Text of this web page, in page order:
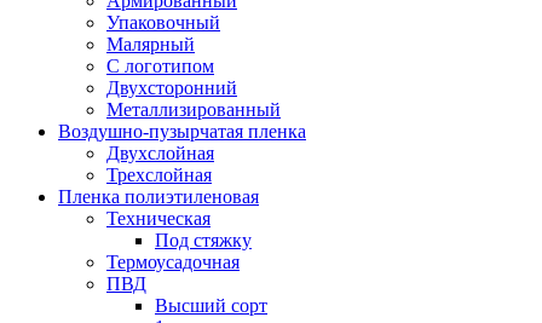
Упаковочный
Малярный
С логотипом
Двухсторонний
Металлизированный
Воздушно-пузырчатая пленка
Двухслойная
Трехслойная
Пленка полиэтиленовая
Техническая
Под стяжку
Термоусадочная
ПВД
Высший сорт